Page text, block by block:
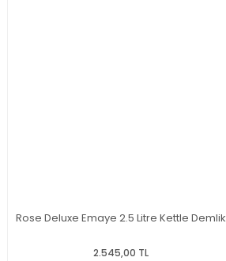
Rose Deluxe Emaye 2.5 Litre Kettle Demlik
2.545,00 TL